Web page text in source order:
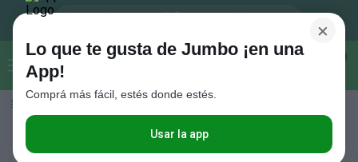
Buscar...
Seleccioná el método de entrega
×
Lo que te gusta de Jumbo ¡en una
App!
Comprá más fácil, estés donde estés.
Usar la app
Novillito Paleta Vacuna
Términos más buscados